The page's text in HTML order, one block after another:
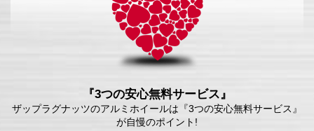
『3つの安心無料サービス』
ザップラグナッツのアルミホイールは『3つの安心無料サービス』
が自慢のポイント!